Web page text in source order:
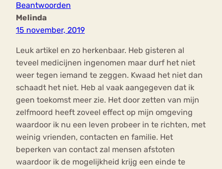
Beantwoorden
Melinda
15 november, 2019
Leuk artikel en zo herkenbaar. Heb gisteren al
teveel medicijnen ingenomen maar durf het niet
weer tegen iemand te zeggen. Kwaad het niet dan
schaadt het niet. Heb al vaak aangegeven dat ik
geen toekomst meer zie. Het door zetten van mijn
zelfmoord heeft zoveel effect op mijn omgeving
waardoor ik nu een leven probeer in te richten, met
weinig vrienden, contacten en familie. Het
beperken van contact zal mensen afstoten
waardoor ik de mogelijkheid krijg een einde te